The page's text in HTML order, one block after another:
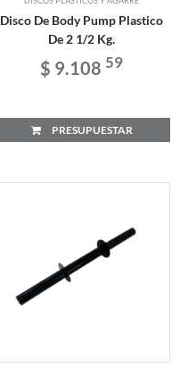
Disco De Body Pump Plastico
De 2 1/2 Kg.
$ 9.108 59
PRESUPUESTAR